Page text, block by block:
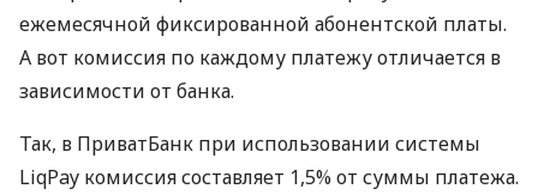
ежемесячной фиксированной абонентской платы.
А вот комиссия по каждому платежу отличается в
зависимости от банка.
Так, в ПриватБанк при использовании системы
LiqPay комиссия составляет 1,5% от суммы платежа.